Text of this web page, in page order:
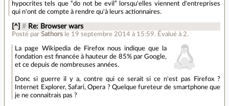
hypocrites tels que “do not be evil” lorsqu'elles viennent d'entreprises
qui n'ont de compte à rendre qu'à leurs actionnaires.
[^] # Re: Browser wars
Posté parSathors le 19 septembre 2014 à 15:59. Évalué à 2.
La page Wikipedia de Firefox nous indique que la
fondation est financée à hauteur de 85% par Google,
et ce depuis de nombreuses années.
Donc si guerre il y a, contre qui ce serait si ce n'est pas Firefox ?
Internet Explorer, Safari, Opera ? Quelque fureteur de smartphone que
je ne connaitrais pas ?